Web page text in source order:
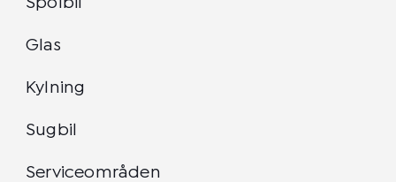
Glas
Kylning
Sugbil
Serviceområden